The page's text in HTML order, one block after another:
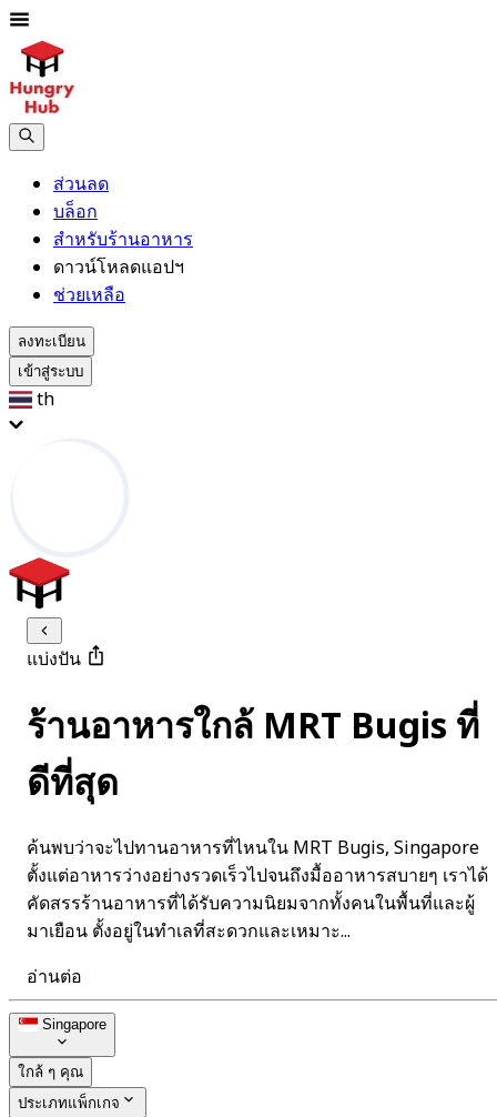
ส่วนลด
บล็อก
สำหรับร้านอาหาร
ดาวน์โหลดแอปฯ
ช่วยเหลือ
ลงทะเบียน
เข้าสู่ระบบ
th
แบ่งปัน
ร้านอาหารใกล้ MRT Bugis ที่
ดีที่สุด
ค้นพบว่าจะไปทานอาหารที่ไหนใน MRT Bugis, Singapore
ตั้งแต่อาหารว่างอย่างรวดเร็วไปจนถึงมื้ออาหารสบายๆ เราได้
คัดสรรร้านอาหารที่ได้รับความนิยมจากทั้งคนในพื้นที่และผู้
มาเยือน ตั้งอยู่ในทำเลที่สะดวกและเหมาะ...
อ่านต่อ
Singapore
ใกล้ ๆ คุณ
ประเภทแพ็กเกจ